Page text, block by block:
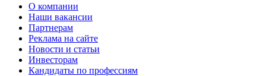
О компании
Наши вакансии
Партнерам
Реклама на сайте
Новости и статьи
Инвесторам
Кандидаты по профессиям